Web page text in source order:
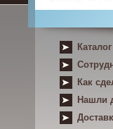
Как
Нашли